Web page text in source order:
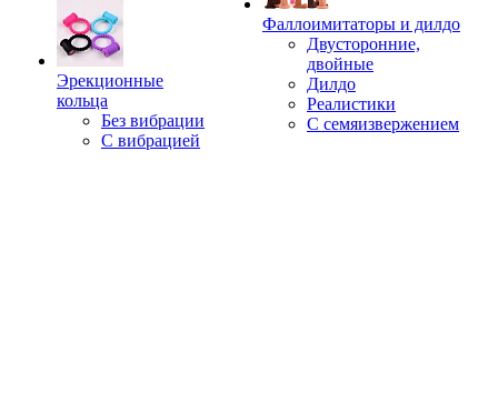
Эрекционные
кольца
Без вибрации
С вибрацией
Фаллоимитаторы и дилдо
Двусторонние,
двойные
Дилдо
Реалистики
С семяизвержением